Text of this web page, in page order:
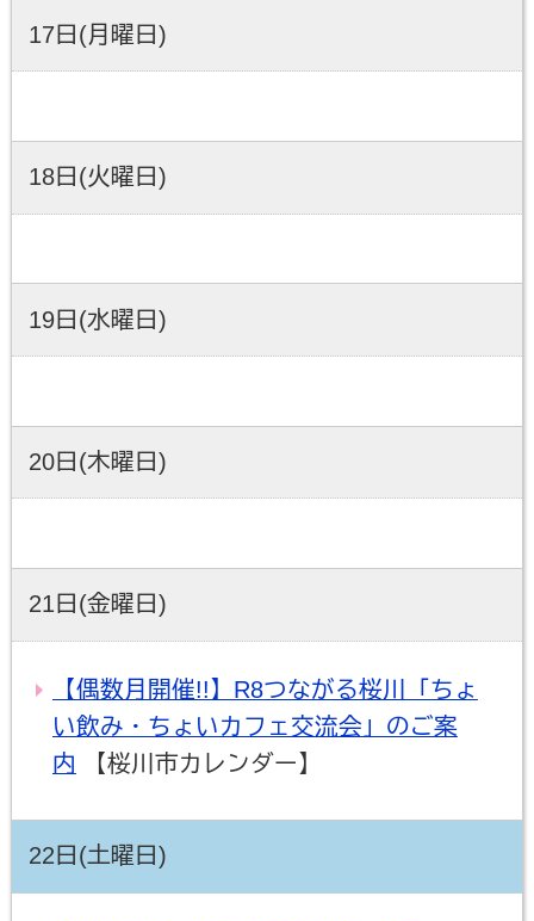
17日(月曜日)
18日(火曜日)
19日(水曜日)
20日(木曜日)
21日(金曜日)
【偶数月開催!!】R8つながる桜川「ちょ
い飲み・ちょいカフェ交流会」のご案
内 【桜川市カレンダー】
22日(土曜日)